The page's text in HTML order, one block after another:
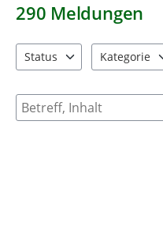
290 Meldungen
Status
Kategorie
Suche nach Meldungen